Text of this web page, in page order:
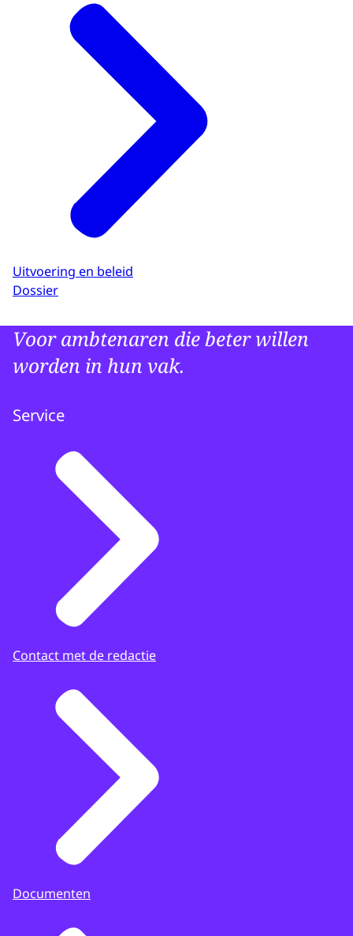
Uitvoering en beleid
Dossier
Voor ambtenaren die beter willen
worden in hun vak.
Service
Contact met de redactie
Documenten